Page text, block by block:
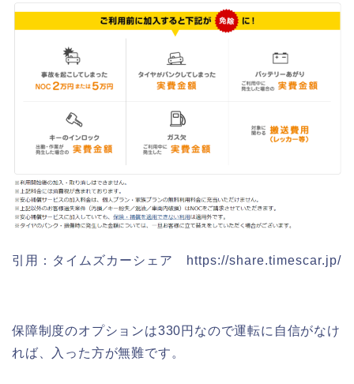
引用：タイムズカーシェア https://share.timescar.jp/
保障制度のオプションは330円なので運転に自信がなけ
れば、入った方が無難です。